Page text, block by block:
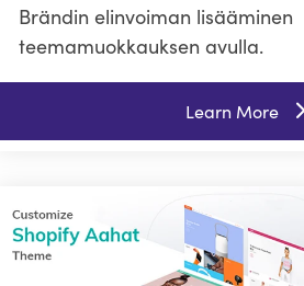
Brändin elinvoiman lisääminen
teemamuokkauksen avulla.
Learn More